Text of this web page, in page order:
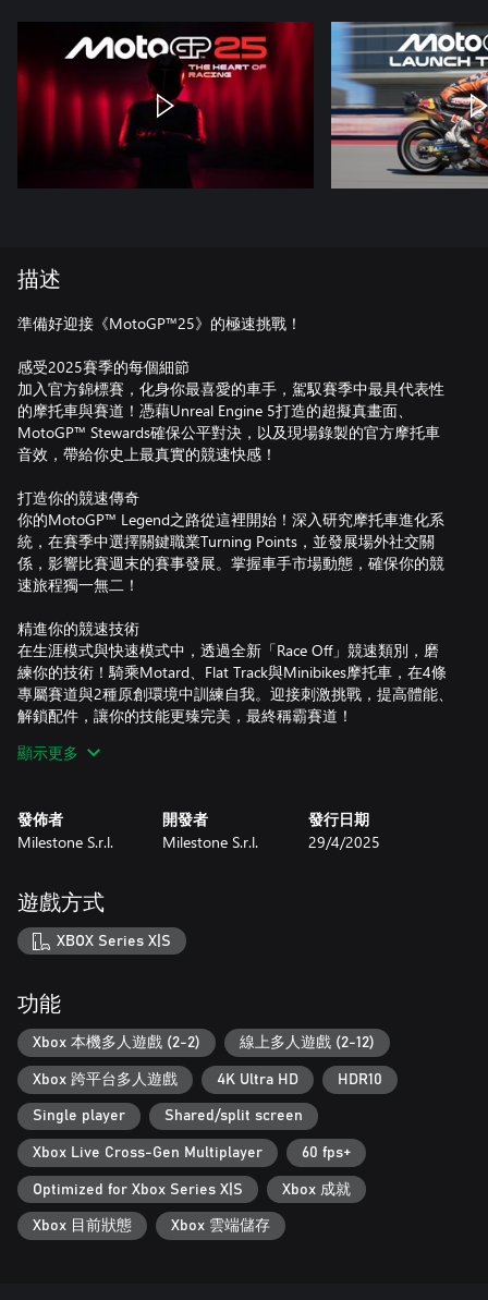
描述
準備好迎接《MotoGP™25》的極速挑戰！
感受2025賽季的每個細節
加入官方錦標賽，化身你最喜愛的車手，駕馭賽季中最具代表性
的摩托車與賽道！憑藉Unreal Engine 5打造的超擬真畫面、
MotoGP™ Stewards確保公平對決，以及現場錄製的官方摩托車
音效，帶給你史上最真實的競速快感！
打造你的競速傳奇
你的MotoGP™ Legend之路從這裡開始！深入研究摩托車進化系
統，在賽季中選擇關鍵職業Turning Points，並發展場外社交關
係，影響比賽週末的賽事發展。掌握車手市場動態，確保你的競
速旅程獨一無二！
精進你的競速技術
在生涯模式與快速模式中，透過全新「Race Off」競速類別，磨
練你的技術！騎乘Motard、Flat Track與Minibikes摩托車，在4條
專屬賽道與2種原創環境中訓練自我。迎接刺激挑戰，提高體能、
解鎖配件，讓你的技能更臻完美，最終稱霸賽道！
選擇你的競速方式
緻掌控賽道每個細節，包括燃油消耗、電子系統等，帶來最真實
的 MotoGP™競速體驗！
模式，讓你完全掌控你的座駕。
主宰賽場，挑戰世界
透過排名對戰與完整跨平台連線，隨時挑戰技術相當的好友與對
發揮你的創造力，透過完整的遊戲內編輯器，展現你的獨特風
格，向全球玩家證明你的實力！
*不包含Nintendo Switch
顯示更多
發佈者
Milestone S.r.l.
開發者
Milestone S.r.l.
發行日期
29/4/2025
遊戲方式
XBOX Series X|S
功能
Xbox 本機多人遊戲 (2-2) 線上多人遊戲 (2-12)
Xbox 跨平台多人遊戲 4K Ultra HD HDR10
Single player Shared/split screen
Xbox Live Cross-Gen Multiplayer 60 fps+
Optimized for Xbox Series X|S Xbox 成就
Xbox 目前狀態 Xbox 雲端儲存